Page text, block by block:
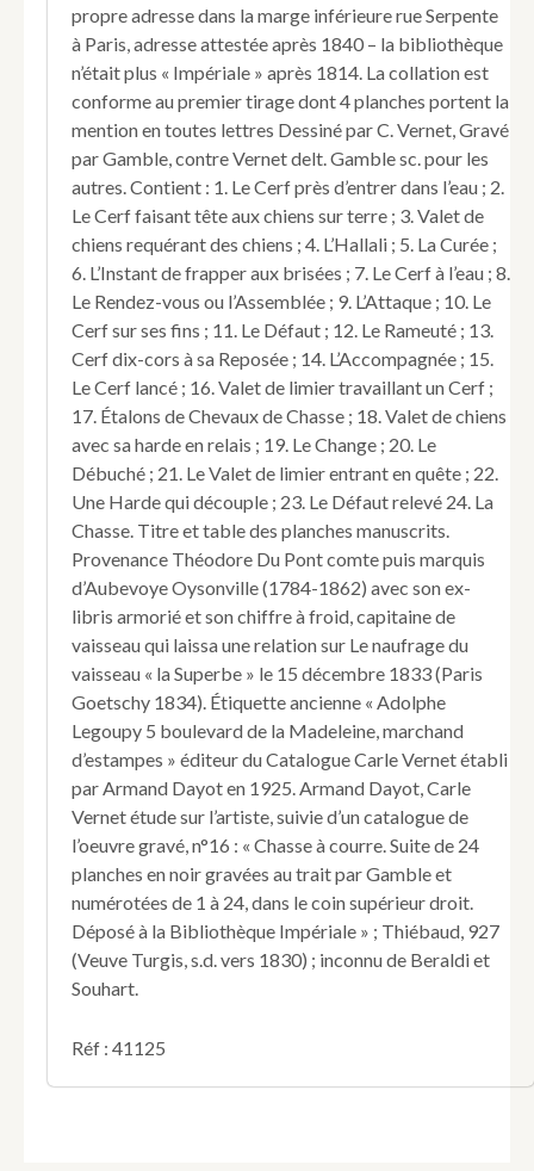
propre adresse dans la marge inférieure rue Serpente
à Paris, adresse attestée après 1840 – la bibliothèque
n’était plus « Impériale » après 1814. La collation est
conforme au premier tirage dont 4 planches portent la
mention en toutes lettres Dessiné par C. Vernet, Gravé
par Gamble, contre Vernet delt. Gamble sc. pour les
autres. Contient : 1. Le Cerf près d’entrer dans l’eau ; 2.
Le Cerf faisant tête aux chiens sur terre ; 3. Valet de
chiens requérant des chiens ; 4. L’Hallali ; 5. La Curée ;
6. L’Instant de frapper aux brisées ; 7. Le Cerf à l’eau ; 8.
Le Rendez-vous ou l’Assemblée ; 9. L’Attaque ; 10. Le
Cerf sur ses fins ; 11. Le Défaut ; 12. Le Rameuté ; 13.
Cerf dix-cors à sa Reposée ; 14. L’Accompagnée ; 15.
Le Cerf lancé ; 16. Valet de limier travaillant un Cerf ;
17. Étalons de Chevaux de Chasse ; 18. Valet de chiens
avec sa harde en relais ; 19. Le Change ; 20. Le
Débuché ; 21. Le Valet de limier entrant en quête ; 22.
Une Harde qui découple ; 23. Le Défaut relevé 24. La
Chasse. Titre et table des planches manuscrits.
Provenance Théodore Du Pont comte puis marquis
d’Aubevoye Oysonville (1784-1862) avec son ex-
libris armorié et son chiffre à froid, capitaine de
vaisseau qui laissa une relation sur Le naufrage du
vaisseau « la Superbe » le 15 décembre 1833 (Paris
Goetschy 1834). Étiquette ancienne « Adolphe
Legoupy 5 boulevard de la Madeleine, marchand
d’estampes » éditeur du Catalogue Carle Vernet établi
par Armand Dayot en 1925. Armand Dayot, Carle
Vernet étude sur l’artiste, suivie d’un catalogue de
l’oeuvre gravé, n°16 : « Chasse à courre. Suite de 24
planches en noir gravées au trait par Gamble et
numérotées de 1 à 24, dans le coin supérieur droit.
Déposé à la Bibliothèque Impériale » ; Thiébaud, 927
(Veuve Turgis, s.d. vers 1830) ; inconnu de Beraldi et
Souhart.
Réf : 41125